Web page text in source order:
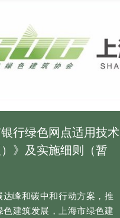
行绿色网点适用技术
》及实施细则（暂
达峰和碳中和行动方案，推
色建筑发展，上海市绿色建